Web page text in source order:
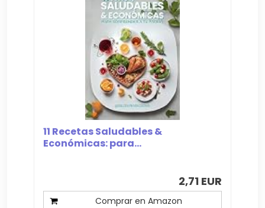
11 Recetas Saludables &
Económicas: para...
2,71 EUR
Comprar en Amazon